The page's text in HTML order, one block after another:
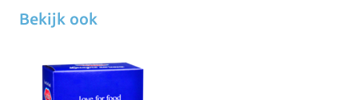
Bekijk ook